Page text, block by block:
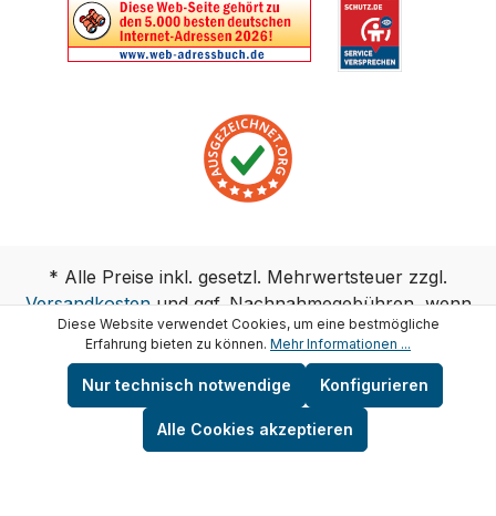
* Alle Preise inkl. gesetzl. Mehrwertsteuer zzgl.
Versandkostenund ggf. Nachnahmegebühren, wenn
nicht anders angegeben.
Copyright © test-wasser.de
Diese Website verwendet Cookies, um eine bestmögliche
Erfahrung bieten zu können. Mehr Informationen ...
Nur technisch notwendige Konfigurieren
Alle Cookies akzeptieren
Vertrag widerrufen